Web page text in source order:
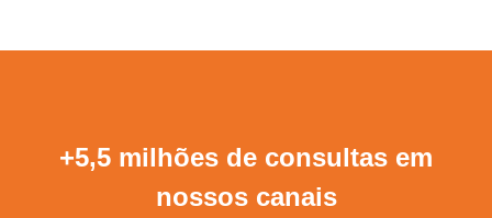
+5,5 milhões de consultas em
nossos canais